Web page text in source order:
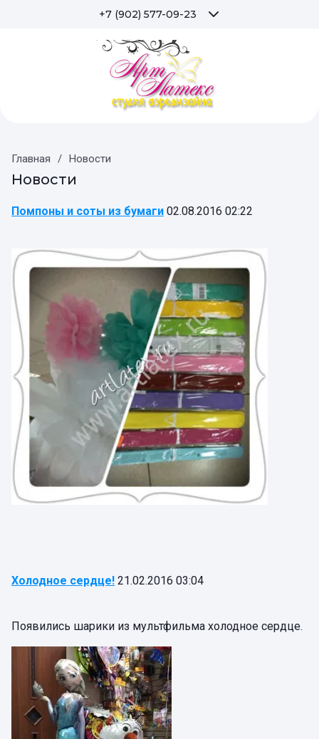
+7 (902) 577-09-23
Главная / Новости
Новости
Помпоны и соты из бумаги 02.08.2016 02:22
Холодное сердце! 21.02.2016 03:04
Появились шарики из мультфильма холодное сердце.